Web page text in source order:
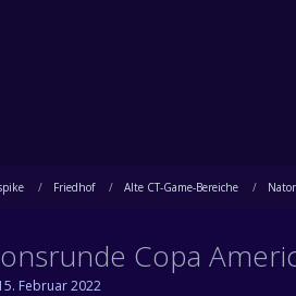
Friedhof Alte CT-Game-Bereiche
Copa
Februar 2022